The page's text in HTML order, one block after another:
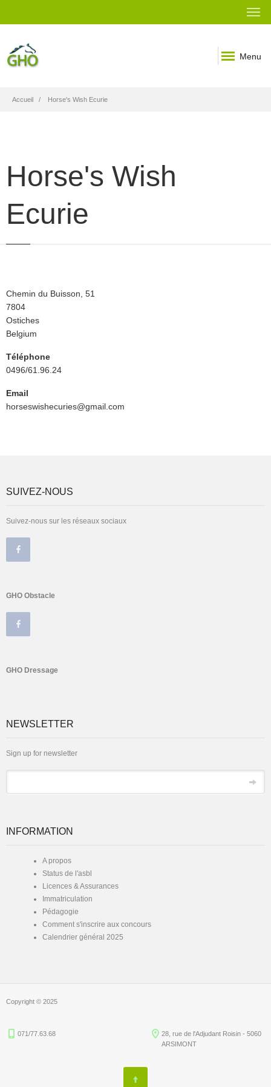
Menu
Fil
Accueil Horse's Wish Ecurie
Horse's Wish
Ecurie
Rue
Chemin du Buisson, 51
Code
Postal
7804
Ville
Ostiches
Pays
Belgium
Téléphone
0496/61.96.24
Email
horseswishecuries@gmail.com
SUIVEZ-NOUS
Suivez-nous sur les réseaux sociaux
GHO Obstacle
GHO Dressage
NEWSLETTER
Sign up for newsletter
INFORMATION
A propos
Status de l'asbl
Licences & Assurances
Immatriculation
Pédagogie
Comment s'inscrire aux concours
Calendrier général 2025
Copyright © 2025
071/77.63.68
28, rue de l'Adjudant Roisin - 5060
ARSIMONT